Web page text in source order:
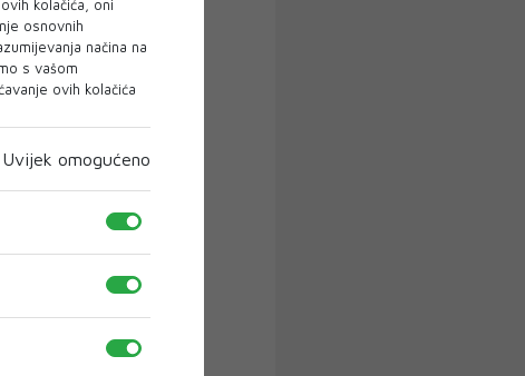
kolačića, oni
osnovnih
načina na
s vašom
ovih kolačića
Uvijek omogućeno